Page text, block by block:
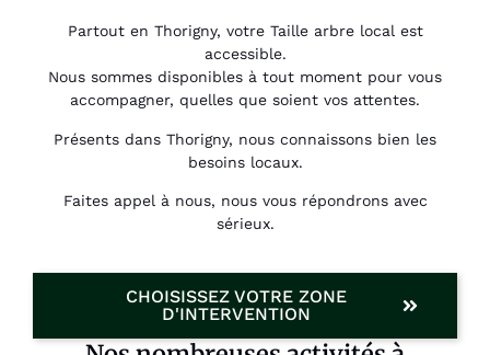
Partout en Thorigny, votre Taille arbre local est
accessible.
Nous sommes disponibles à tout moment pour vous
accompagner, quelles que soient vos attentes.
Présents dans Thorigny, nous connaissons bien les
besoins locaux.
Faites appel à nous, nous vous répondrons avec
sérieux.
CHOISISSEZ VOTRE ZONE
D'INTERVENTION